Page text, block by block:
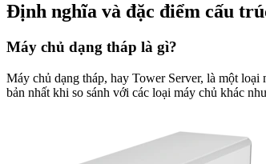
Định nghĩa và đặc điểm cấu
Máy chủ dạng tháp là gì?
Máy chủ dạng tháp, hay Tower Server, là một
bản nhất khi so sánh với các loại máy chủ khác